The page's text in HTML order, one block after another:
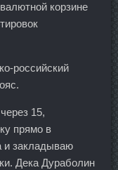
корзине
российский
15,
прямо в
и закладываю
Дека Дураболин